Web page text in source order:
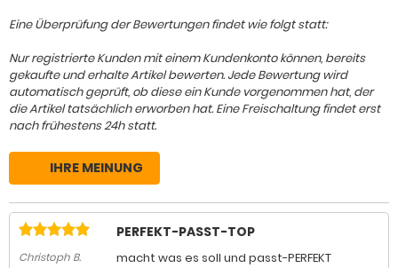
Eine Überprüfung der Bewertungen findet wie folgt statt:
Nur registrierte Kunden mit einem Kundenkonto können, bereits
gekaufte und erhalte Artikel bewerten. Jede Bewertung wird
automatisch geprüft, ob diese ein Kunde vorgenommen hat, der
die Artikel tatsächlich erworben hat. Eine Freischaltung findet erst
nach frühestens 24h statt.
IHRE MEINUNG
Christoph B.
PERFEKT-PASST-TOP
macht was es soll und passt-PERFEKT